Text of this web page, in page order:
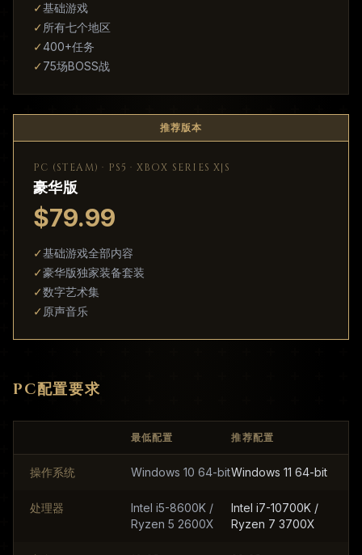
✓基础游戏
✓ 所有七个地区
✓400+任务
✓ 75场BOSS战
推荐版本
PC (STEAM) · PS5 · XBOX SERIES X|S
豪华版
$79.99
✓基础游戏全部内容
✓豪华版独家装备套装
✓数字艺术集
✓ 原声音乐
PC配置要求
最低配置 推荐配置
操作系统 Windows 10 64-bitWindows 11 64-bit
处理器
Intel i5-8600K /
Ryzen 5 2600X
Intel i7-10700K /
Ryzen 7 3700X